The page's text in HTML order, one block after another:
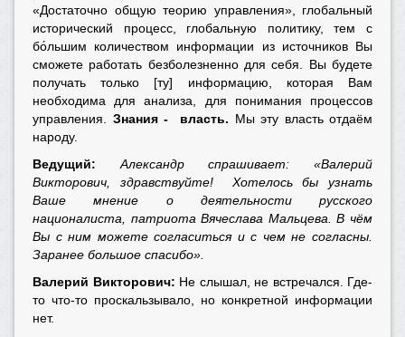
«Достаточно общую теорию управления», глобальный
исторический процесс, глобальную политику, тем с
бо́льшим количеством информации из источников Вы
сможете работать безболезненно для себя. Вы будете
получать только [ту] информацию, которая Вам
необходима для анализа, для понимания процессов
управления. Знания - власть. Мы эту власть отдаём
народу.
Ведущий:
Александр спрашивает: «Валерий
Викторович, здравствуйте! Хотелось бы узнать
Ваше мнение о деятельности русского
националиста, патриота Вячеслава Мальцева. В чём
Вы с ним можете согласиться и с чем не согласны.
Заранее большое спасибо».
Валерий Викторович: Не слышал, не встречался. Где-
то что-то проскальзывало, но конкретной информации
нет.